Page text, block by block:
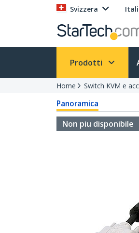
Svizzera
Prodotti
Home Switch KVM e
Panoramica
Non piu disponibile